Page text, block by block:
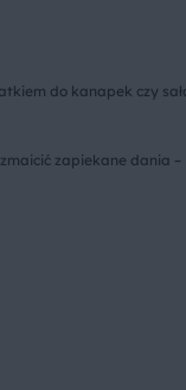
do kanapek czy
zapiekane dania